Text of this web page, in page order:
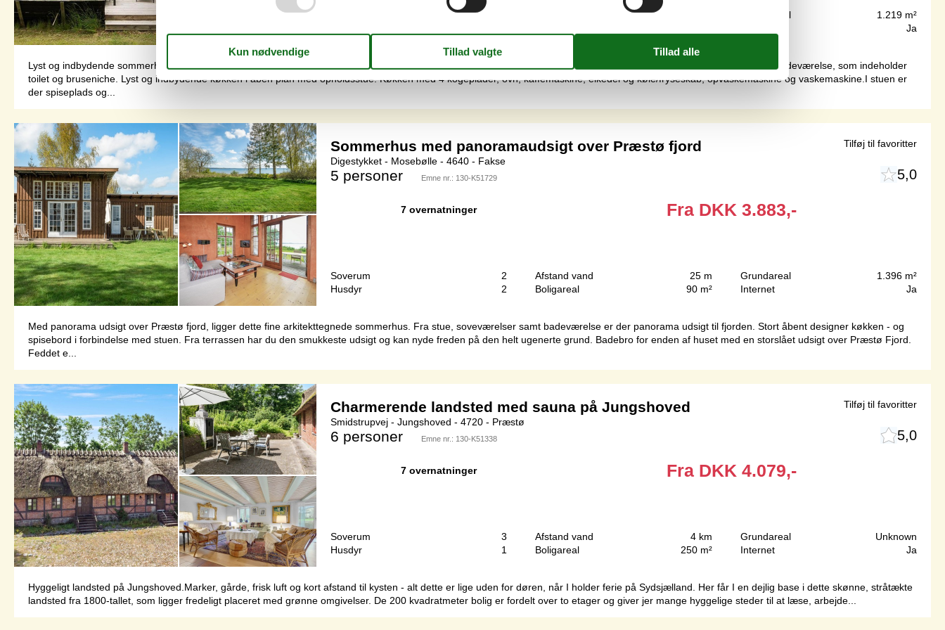
Grundareal
1.219 m²
Ja
Lyst og indbydende sommerhus, kun 400 meter fra Bønsvigstrand, hvor der er rig mulighed for gode gåture og badning.IndretningRummelig entre med adgang til pænt badeværelse, som indeholder
toilet og bruseniche. Lyst og indbydende køkken i åben plan med opholdsstue. Køkken med 4 kogeplader, ovn, kaffemaskine, elkedel og køle/fryseskab, opvaskemaskine og vaskemaskine.I stuen er
der spiseplads og...
Sommerhus med panoramaudsigt over Præstø fjord
Digestykket - Mosebølle - 4640 - Fakse
5 personer Emne nr.: 130-K51729 5,0
7 overnatninger Fra DKK 3.883,-
Soverum
2
Husdyr
2
Afstand vand
25 m
Boligareal
90 m²
Grundareal
1.396 m²
Internet
Ja
Med panorama udsigt over Præstø fjord, ligger dette fine arkitekttegnede sommerhus. Fra stue, soveværelser samt badeværelse er der panorama udsigt til fjorden. Stort åbent designer køkken - og
spisebord i forbindelse med stuen. Fra terrassen har du den smukkeste udsigt og kan nyde freden på den helt ugenerte grund. Badebro for enden af huset med en storslået udsigt over Præstø Fjord.
Feddet e...
Tilføj til favoritter
Charmerende landsted med sauna på Jungshoved
Smidstrupvej - Jungshoved - 4720 - Præstø
6 personer Emne nr.: 130-K51338 5,0
7 overnatninger Fra DKK 4.079,-
Soverum
3
Husdyr
1
Afstand vand
4 km
Boligareal
250 m²
Grundareal
Unknown
Internet
Ja
Hyggeligt landsted på Jungshoved.Marker, gårde, frisk luft og kort afstand til kysten - alt dette er lige uden for døren, når I holder ferie på Sydsjælland. Her får I en dejlig base i dette skønne, stråtækte
landsted fra 1800-tallet, som ligger fredeligt placeret med grønne omgivelser. De 200 kvadratmeter bolig er fordelt over to etager og giver jer mange hyggelige steder til at læse, arbejde...
Tilføj til favoritter